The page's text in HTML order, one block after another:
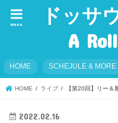
ドッサ
A
menu
HOME SCHEJULE & MORE
HOME ライブ 【第20回】リー
2022.02.16